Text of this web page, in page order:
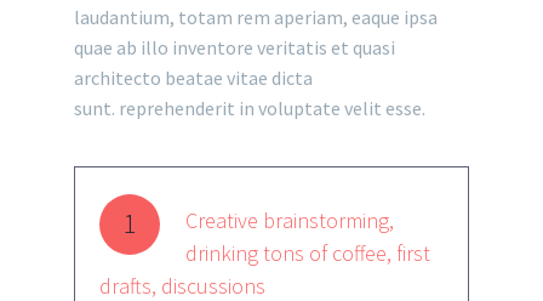
laudantium, totam rem aperiam, eaque ipsa
quae ab illo inventore veritatis et quasi
architecto beatae vitae dicta
sunt. reprehenderit in voluptate velit esse.
1
Creative brainstorming,
drinking tons of coffee, first
drafts, discussions